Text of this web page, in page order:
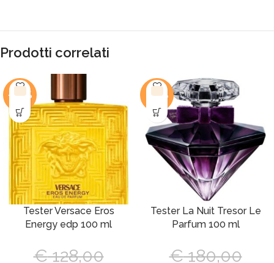
Prodotti correlati
-44%
Tester Versace Eros
Energy edp 100 ml
€128,00
-45%
Tester La Nuit Tresor Le
Parfum 100 ml
€180,00